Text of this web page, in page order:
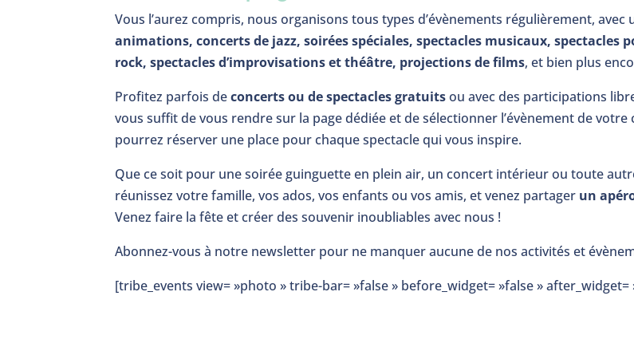
Vous l’aurez compris, nous organisons tous types d’évènements régulièrement,
animations, concerts de jazz, soirées spéciales, spectacles musicaux, spectacles
rock, spectacles d’improvisations et théâtre, projections de films, et bien plus
Profitez parfois deconcerts ou de spectacles gratuitsou avec des participations
vous suffit de vous rendre sur la page dédiée et de sélectionner l’évènement de votre
pourrez réserver une place pour chaque spectacle qui vous inspire.
Que ce soit pour une soirée guinguette en plein air, un concert intérieur ou toute
réunissez votre famille, vos ados, vos enfants ou vos amis, et venez partager un
Venez faire la fête et créer des souvenir inoubliables avec nous !
Abonnez-vous à notre newsletter pour ne manquer aucune de nos activités et
[tribe_events view= »photo » tribe-bar= »false » before_widget= »false » after_widget=